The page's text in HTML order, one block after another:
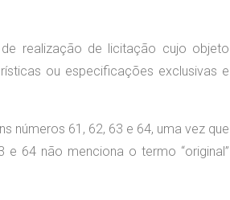
realização de licitação cujo objeto
ou especificações exclusivas e
números 61, 62, 63 e 64, uma vez que
e 64 não menciona o termo “original”